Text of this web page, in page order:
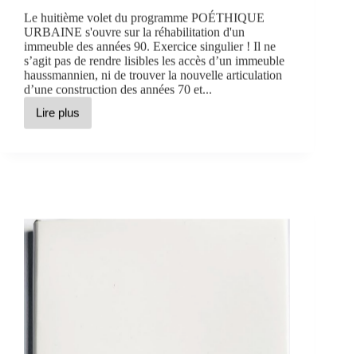
Le huitième volet du programme POÉTHIQUE
URBAINE s'ouvre sur la réhabilitation d'un
immeuble des années 90. Exercice singulier ! Il ne
s’agit pas de rendre lisibles les accès d’un immeuble
haussmannien, ni de trouver la nouvelle articulation
d’une construction des années 70 et...
Lire plus